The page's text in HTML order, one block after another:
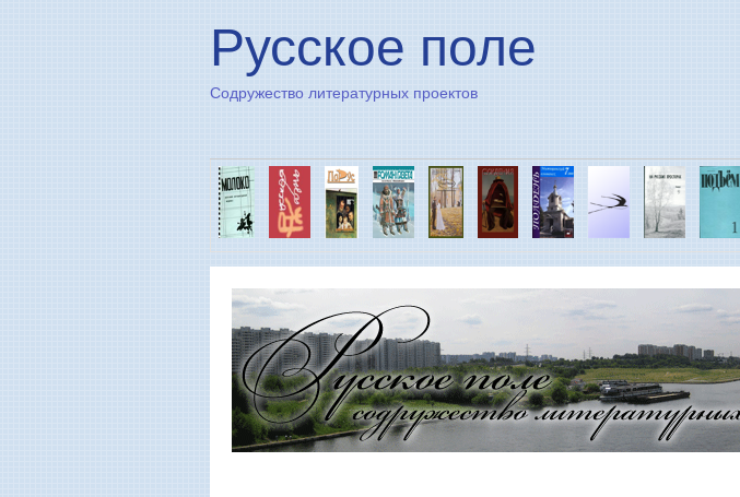
Русское поле
Содружество литературных проектов